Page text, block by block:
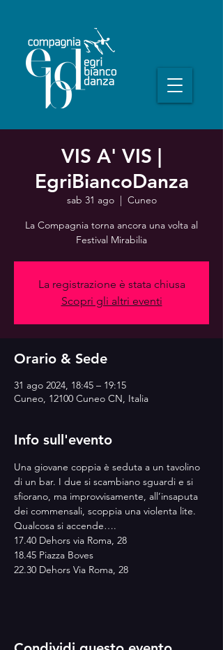
VIS A' VIS |
EgriBiancoDanza
sab 31 ago
  |
Cuneo
La Compagnia torna ancora una volta al
Festival Mirabilia
La registrazione è stata chiusa
Scopri gli altri eventi
Orario & Sede
31 ago 2024, 18:45 – 19:15
Cuneo, 12100 Cuneo CN, Italia
Info sull'evento
Una giovane coppia è seduta a un tavolino
di un bar. I due si scambiano sguardi e si
sfiorano, ma improvvisamente, all’insaputa
dei commensali, scoppia una violenta lite.
Qualcosa si accende….
17.40 Dehors via Roma, 28
18.45 Piazza Boves
22.30 Dehors Via Roma, 28